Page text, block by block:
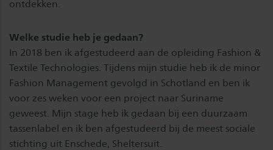
ontdekken.
Welke studie heb je gedaan?
In 2018 ben ik afgestudeerd aan de opleiding Fashion &
Textile Technologies. Tijdens mijn studie heb ik de minor
Fashion Management gevolgd in Schotland en ben ik
voor zes weken voor een project naar Suriname
geweest. Mijn stage heb ik gedaan bij een duurzaam
tassenlabel en ik ben afgestudeerd bij de meest sociale
stichting uit Enschede, Sheltersuit.